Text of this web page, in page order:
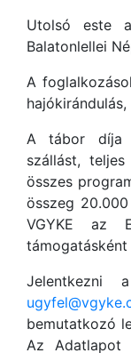
Utolsó este
Balatonlellei
A
A tábor díja
szállást,
összes
összeg
VGYKE az
támogatásként
Jelentkezni
bemutatkozó
Az